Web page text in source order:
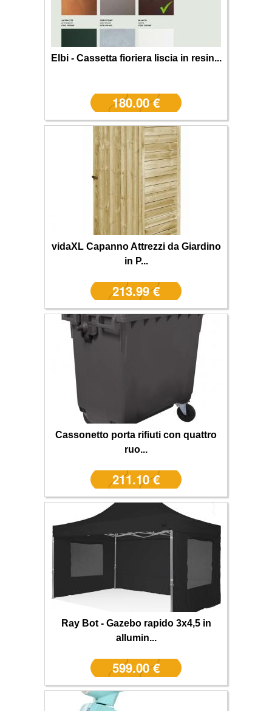
Elbi - Cassetta fioriera liscia in resin...
180.00 €
vidaXL Capanno Attrezzi da Giardino
in P...
213.99 €
Cassonetto porta rifiuti con quattro
ruo...
211.10 €
Ray Bot - Gazebo rapido 3x4,5 in
allumin...
599.00 €